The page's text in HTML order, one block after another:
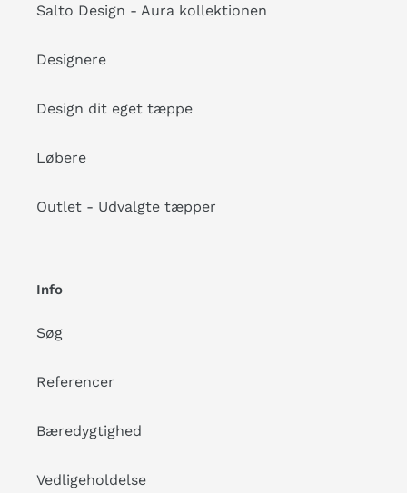
Salto Design - Aura kollektionen
Designere
Design dit eget tæppe
Løbere
Outlet - Udvalgte tæpper
Info
Søg
Referencer
Bæredygtighed
Vedligeholdelse